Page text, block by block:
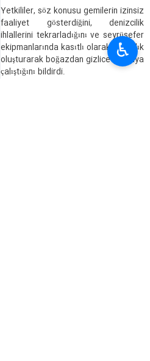
Yetkililer, söz konusu gemilerin izinsiz
faaliyet gösterdiğini, denizcilik
ihlallerini tekrarladığını ve seyrüsefer
ekipmanlarında kasıtlı olarak aksaklık
oluşturarak boğazdan gizlice çıkmaya
çalıştığını bildirdi.
♿︎